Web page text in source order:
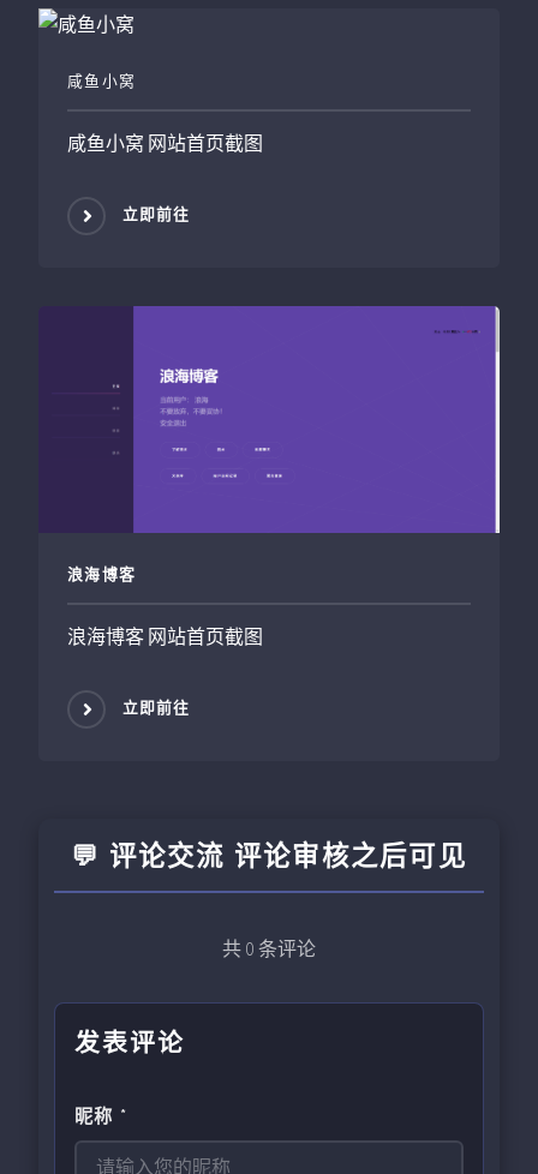
咸鱼小窝
咸鱼小窝 网站首页截图
立即前往
浪海博客
浪海博客 网站首页截图
立即前往
💬 评论交流 评论审核之后可见
共 0 条评论
发表评论
昵称 *